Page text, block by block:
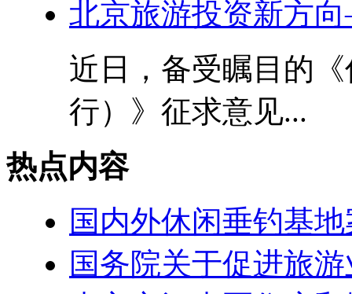
北京旅游投资新方
近日，备受瞩目的
行）》征求意见...
热点内容
国内外休闲垂钓基
国务院关于促进旅